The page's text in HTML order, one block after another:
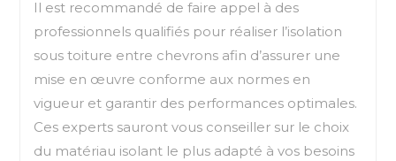
Il est recommandé de faire appel à des
professionnels qualifiés pour réaliser l’isolation
sous toiture entre chevrons afin d’assurer une
mise en œuvre conforme aux normes en
vigueur et garantir des performances optimales.
Ces experts sauront vous conseiller sur le choix
du matériau isolant le plus adapté à vos besoins